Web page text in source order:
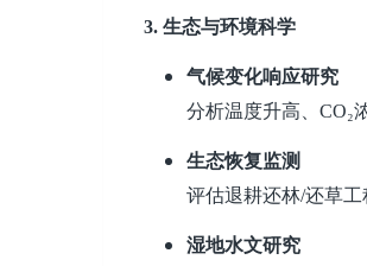
3. 生态与环境科学
气候变化响应研究
分析温度升高、CO₂
生态恢复监测
评估退耕还林/还草工
湿地水文研究